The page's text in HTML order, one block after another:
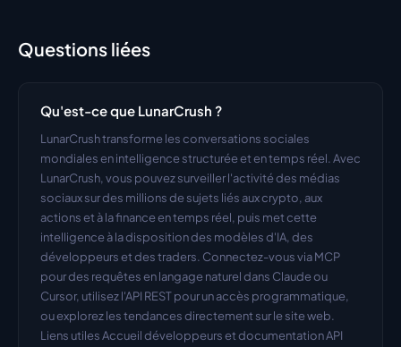
Questions liées
Qu'est-ce que LunarCrush ?
LunarCrush transforme les conversations sociales
mondiales en intelligence structurée et en temps réel. Avec
LunarCrush, vous pouvez surveiller l'activité des médias
sociaux sur des millions de sujets liés aux crypto, aux
actions et à la finance en temps réel, puis met cette
intelligence à la disposition des modèles d'IA, des
développeurs et des traders. Connectez-vous via MCP
pour des requêtes en langage naturel dans Claude ou
Cursor, utilisez l'API REST pour un accès programmatique,
ou explorez les tendances directement sur le site web.
Liens utiles Accueil développeurs et documentation API